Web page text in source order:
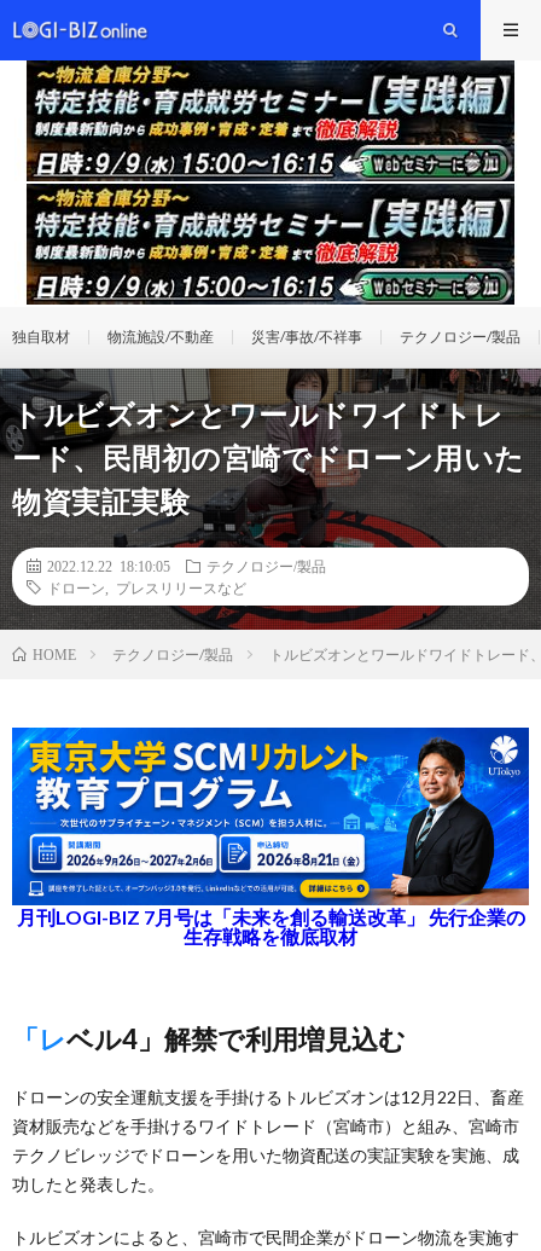
独自取材 物流施設/不動産 災害/事故/不祥事 テクノロジー/製品
トルビズオンとワールドワイドトレ
ード、民間初の宮崎でドローン用いた
物資実証実験
2022.12.22 18:10:05
テクノロジー/製品
ドローン
プレスリリースなど
HOME テクノロジー/製品 トルビズオンとワールドワイドトレー
月刊LOGI-BIZ 7月号は「未来を創る輸送改革」 先行企業の
生存戦略を徹底取材
「レベル4」解禁で利用増見込む
ドローンの安全運航支援を手掛けるトルビズオンは12月22日、畜産
資材販売などを手掛けるワイドトレード（宮崎市）と組み、宮崎市
テクノビレッジでドローンを用いた物資配送の実証実験を実施、成
功したと発表した。
トルビズオンによると、宮崎市で民間企業がドローン物流を実施す